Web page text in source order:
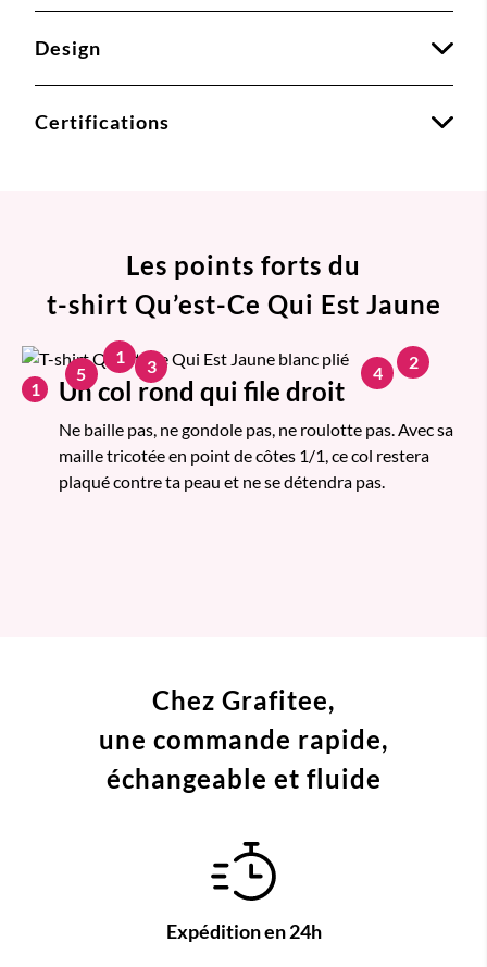
Design
Certifications
Les points forts du
t-shirt Qu’est-Ce Qui Est Jaune
1 Un col rond qui file droit
Ne baille pas, ne gondole pas, ne roulotte pas. Avec sa
maille tricotée en point de côtes 1/1, ce col restera
plaqué contre ta peau et ne se détendra pas.
1 2
3 4
5
Chez Grafitee,
une commande rapide,
échangeable et fluide
Expédition en 24h